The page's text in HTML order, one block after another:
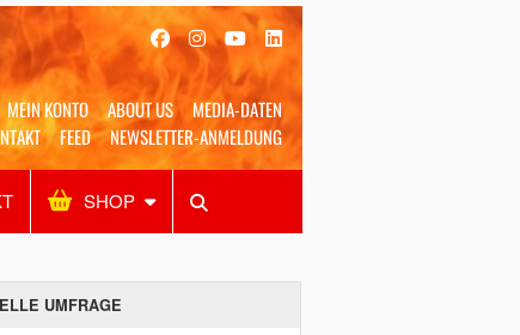
MEIN KONTO ABOUT US
MEDIA-DATEN
FEED NEWSLETTER-ANMELDUNG
SHOP
Alles Shop SUCHEN
UMFRAGE